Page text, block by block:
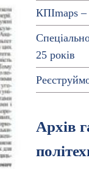
КПІmaps –
25 років
Архів